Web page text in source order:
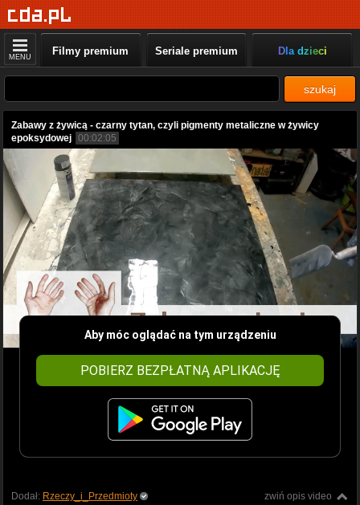
MENU Filmy premium Seriale premium Dla dzieci
szukaj
Zabawy z żywicą - czarny tytan, czyli pigmenty metaliczne w żywicy
epoksydowej 00:02:05
Aby móc oglądać na tym urządzeniu
POBIERZ BEZPŁATNĄ APLIKACJĘ
zwiń opis video
Dodał: Rzeczy_i_Przedmioty